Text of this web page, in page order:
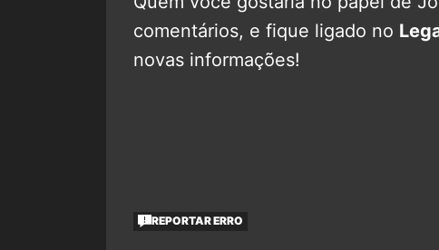
comentários, e fique ligado no
novas informações!
REPORTAR ERRO